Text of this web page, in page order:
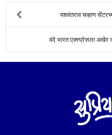
यशवंतराव चव्हाण
वंदे भारत एक्स्प्रेसला अखेर